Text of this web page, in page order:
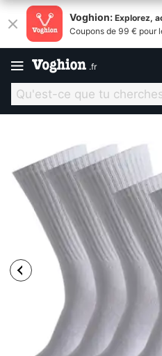
Voghion: Explorez,
Coupons de 99 € pour
.fr